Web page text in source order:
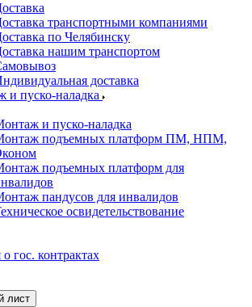
транспортными компаниями
по Челябинску
нашим транспортом
доставка
и пуско-наладка
и пуско-наладка
подъемных платформ ПМ, НПМ,
подъемных платформ для
пандусов для инвалидов
освидетельствование
гос. контрактах
лист